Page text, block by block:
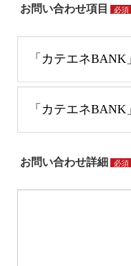
お問い合わせ項目 必須
お問い合わせ詳細 必須